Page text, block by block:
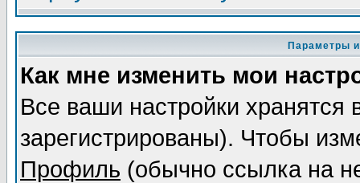
Параметры
Как мне изменить мои
Все ваши настройки
зарегистрированы). Чтобы
Профиль (обычно ссылка на